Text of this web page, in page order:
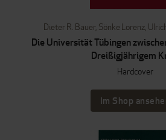
Dieter R. Bauer, Sönke Lorenz,
Die Universität Tübingen
Dreißigjährigem
Hardcover
Im Shop